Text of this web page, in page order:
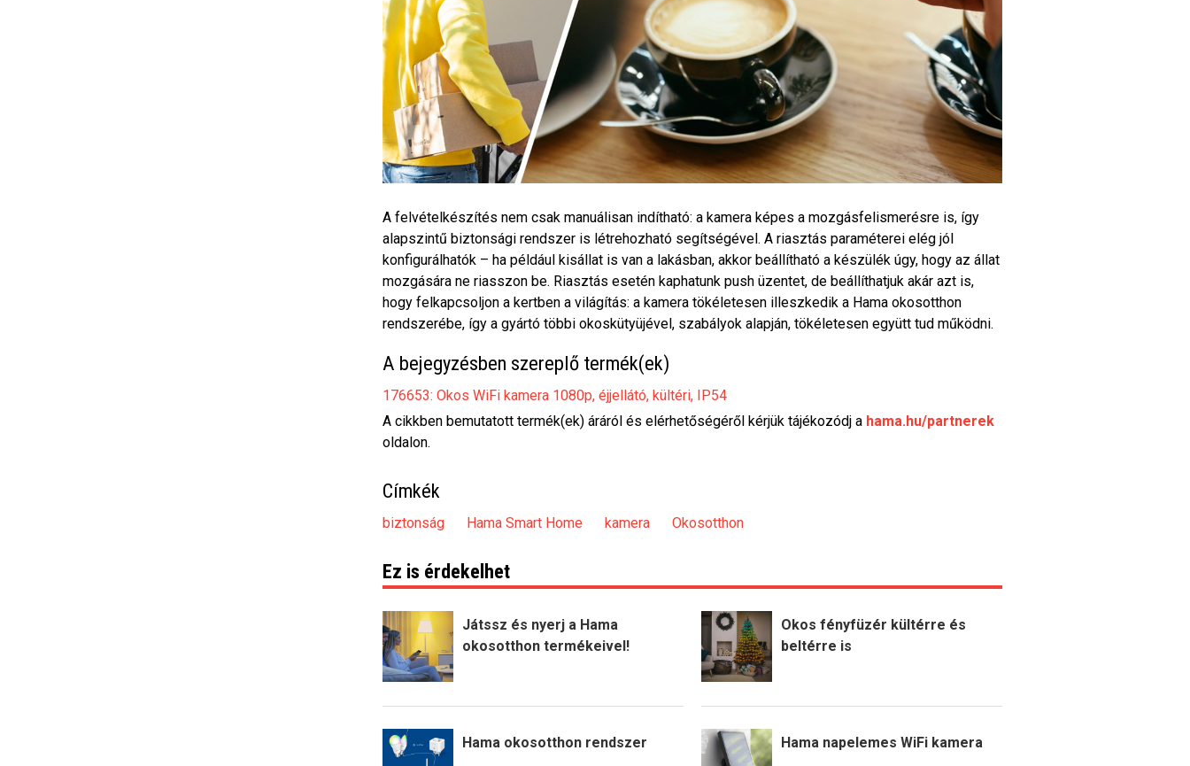
A felvételkészítés nem csak manuálisan indítható: a kamera képes a mozgásfelismerésre is, így
alapszintű biztonsági rendszer is létrehozható segítségével. A riasztás paraméterei elég jól
konfigurálhatók – ha például kisállat is van a lakásban, akkor beállítható a készülék úgy, hogy az állat
mozgására ne riasszon be. Riasztás esetén kaphatunk push üzentet, de beállíthatjuk akár azt is,
hogy felkapcsoljon a kertben a világítás: a kamera tökéletesen illeszkedik a Hama okosotthon
rendszerébe, így a gyártó többi okoskütyüjével, szabályok alapján, tökéletesen együtt tud működni.
A bejegyzésben szereplő termék(ek)
176653: Okos WiFi kamera 1080p, éjjellátó, kültéri, IP54
A cikkben bemutatott termék(ek) áráról és elérhetőségéről kérjük tájékozódj a hama.hu/partnerek
oldalon.
Címkék
biztonság Hama Smart Home kamera Okosotthon
Ez is érdekelhet
Játssz és nyerj a Hama
okosotthon termékeivel!
Okos fényfüzér kültérre és
beltérre is
Hama okosotthon rendszer Hama napelemes WiFi kamera